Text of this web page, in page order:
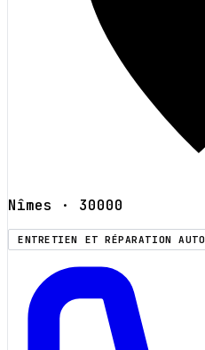
Nîmes · 30000
ENTRETIEN ET RÉPARATION AUTO